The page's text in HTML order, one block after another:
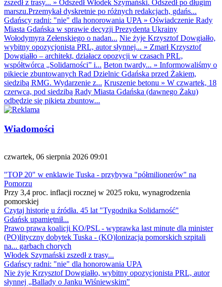
zszedł z trasy... » Odszedł Włodek Szymański. Odszedł po długim
marszu.Przemykał dyskretnie po różnych redakcjach, gdańs...
Gdańscy radni: "nie" dla honorowania UPA » Oświadczenie Rady
Miasta Gdańska w sprawie decyzji Prezydenta Ukrainy
Wołodymyra Zełenskiego o nadan... Nie żyje Krzysztof Dowgiałło,
wybitny opozycjonista PRL, autor słynnej... » Zmarł Krzysztof
Dowgiałło – architekt, działacz opozycji w czasach PRL,
współtwórca „Solidarności” i... Beton twardy... » Informowaliśmy o
pikiecie zbuntowanych Rad Dzielnic Gdańska przed Żakiem,
siedzibą RMG. Wydarzenie z... Kruszenie betonu » W czwartek, 18
czerwca, pod siedzibą Rady Miasta Gdańska (dawnego Żaku)
odbędzie się pikieta zbuntow...
Wiadomości
czwartek, 06 sierpnia 2026 09:01
"TOP 20" w enklawie Tuska - przybywa "półmilionerów" na
Pomorzu
Przy 3,4 proc. inflacji rocznej w 2025 roku, wynagrodzenia
pomorskiej
Czytaj historię u źródła. 45 lat "Tygodnika Solidarność"
Gdańsk upamiętnił...
Prawo prawa koalicji KO/PSL - wyprawka last minute dla minister
(PO)lityczny dobytek Tuska - (KO)lonizacja pomorskich szpitali
na... garbach chorych
Włodek Szymański zszedł z trasy...
Gdańscy radni: "nie" dla honorowania UPA
Nie żyje Krzysztof Dowgiałło, wybitny opozycjonista PRL, autor
słynnej „Ballady o Janku Wiśniewskim”